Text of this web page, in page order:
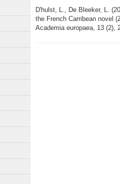
D'hulst, L., De Bleeker, L.
the French Carribean novel
Academia europaea, 13 (2),